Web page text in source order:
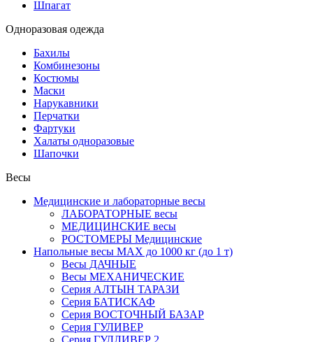
Шпагат
Одноразовая одежда
Бахилы
Комбинезоны
Костюмы
Маски
Нарукавники
Перчатки
Фартуки
Халаты одноразовые
Шапочки
Весы
Медицинские и лабораторные весы
ЛАБОРАТОРНЫЕ весы
МЕДИЦИНСКИЕ весы
РОСТОМЕРЫ Медицинские
Напольные весы MAX до 1000 кг (до 1 т)
Весы ДАЧНЫЕ
Весы МЕХАНИЧЕСКИЕ
Серия АЛТЫН ТАРАЗИ
Серия БАТИСКАФ
Серия ВОСТОЧНЫЙ БАЗАР
Серия ГУЛИВЕР
Серия ГУЛЛИВЕР 2